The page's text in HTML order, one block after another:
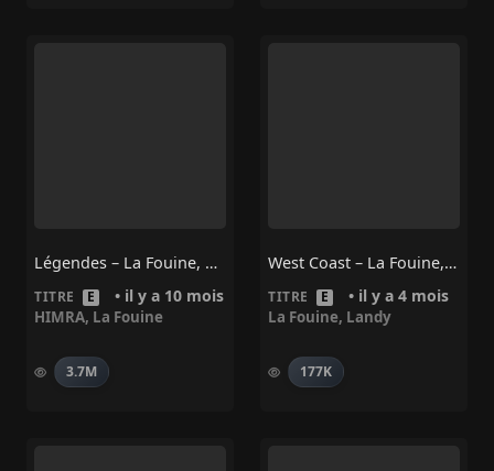
Légendes – La Fouine, Himra
TITRE E • il y a 10 mois
HIMRA, La Fouine
3.7M
West Coast – La Fouine, Landy
TITRE E • il y a 4 mois
La Fouine, Landy
177K